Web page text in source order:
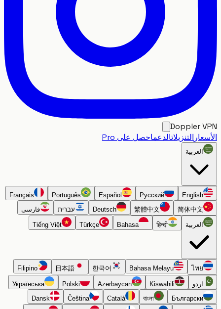
Doppler
التنزيلاتالدعماحصل على Pro
العربية
English
Русский
Español
Português
Français
简体中文
繁體中文
Deutsch עברית فارسی
العربية हिन्दी
Bahasa
Türkçe
Tiếng Việt
ไทย
Bahasa Melayu
한국어
日本語
Filipino
اردو Kiswahili
Azərbaycan
Polski
Українська
Български
বাংলা
Català
Čeština
Dansk